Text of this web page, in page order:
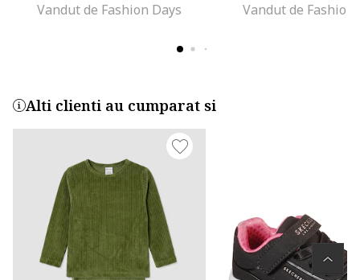
Vandut de Fashion Days
Vandut de Fashion
Alti clienti au cumparat si